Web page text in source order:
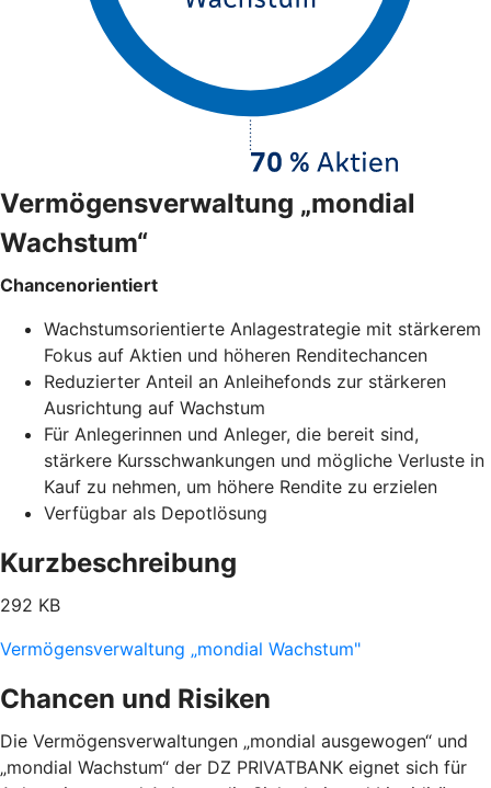
Vermögensverwaltung „mondial
Wachstum“
Chancenorientiert
Wachstumsorientierte Anlagestrategie mit stärkerem
Fokus auf Aktien und höheren Renditechancen
Reduzierter Anteil an Anleihefonds zur stärkeren
Ausrichtung auf Wachstum
Für Anlegerinnen und Anleger, die bereit sind,
stärkere Kursschwankungen und mögliche Verluste in
Kauf zu nehmen, um höhere Rendite zu erzielen
Verfügbar als Depotlösung
Kurzbeschreibung
292 KB
Vermögensverwaltung „mondial Wachstum"
Chancen und Risiken
Die Vermögensverwaltungen „mondial ausgewogen“ und
„mondial Wachstum“ der DZ PRIVATBANK eignet sich für